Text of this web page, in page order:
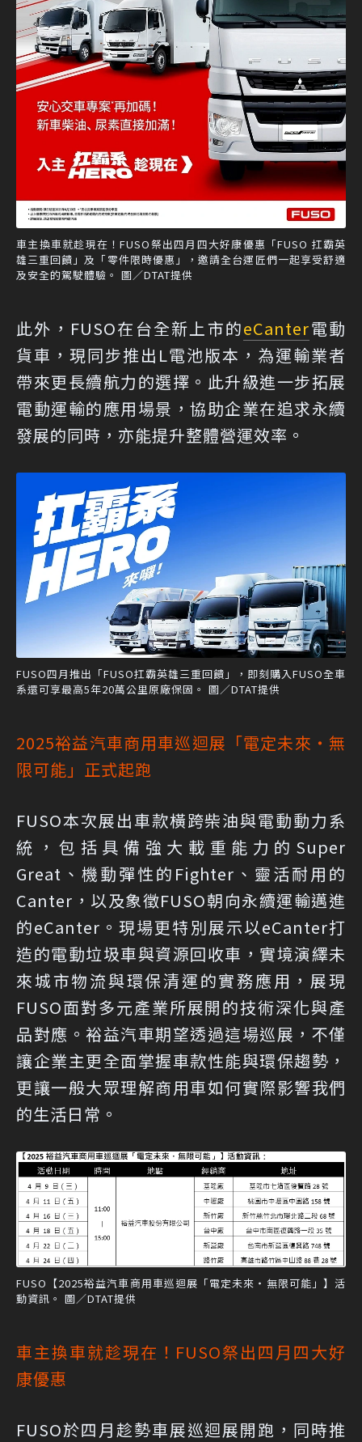
車主換車就趁現在！FUSO祭出四月四大好康優惠「FUSO 扛霸英
雄三重回饋」及「零件限時優惠」，邀請全台運匠們一起享受舒適
及安全的駕駛體驗。 圖／DTAT提供
此外，FUSO在台全新上市的eCanter電動
貨車，現同步推出L電池版本，為運輸業者
帶來更長續航力的選擇。此升級進一步拓展
電動運輸的應用場景，協助企業在追求永續
發展的同時，亦能提升整體營運效率。
FUSO四月推出「FUSO扛霸英雄三重回饋」，即刻購入FUSO全車
系還可享最高5年20萬公里原廠保固。 圖／DTAT提供
2025裕益汽車商用車巡迴展「電定未來・無
限可能」正式起跑
FUSO本次展出車款橫跨柴油與電動動力系
統，包括具備強大載重能力的Super
Great、機動彈性的Fighter、靈活耐用的
Canter，以及象徵FUSO朝向永續運輸邁進
的eCanter。現場更特別展示以eCanter打
造的電動垃圾車與資源回收車，實境演繹未
來城市物流與環保清運的實務應用，展現
FUSO面對多元產業所展開的技術深化與產
品對應。裕益汽車期望透過這場巡展，不僅
讓企業主更全面掌握車款性能與環保趨勢，
更讓一般大眾理解商用車如何實際影響我們
的生活日常。
FUSO【2025裕益汽車商用車巡迴展「電定未來・無限可能」】活
動資訊。 圖／DTAT提供
車主換車就趁現在！FUSO祭出四月四大好
康優惠
FUSO於四月趁勢車展巡迴展開跑，同時推